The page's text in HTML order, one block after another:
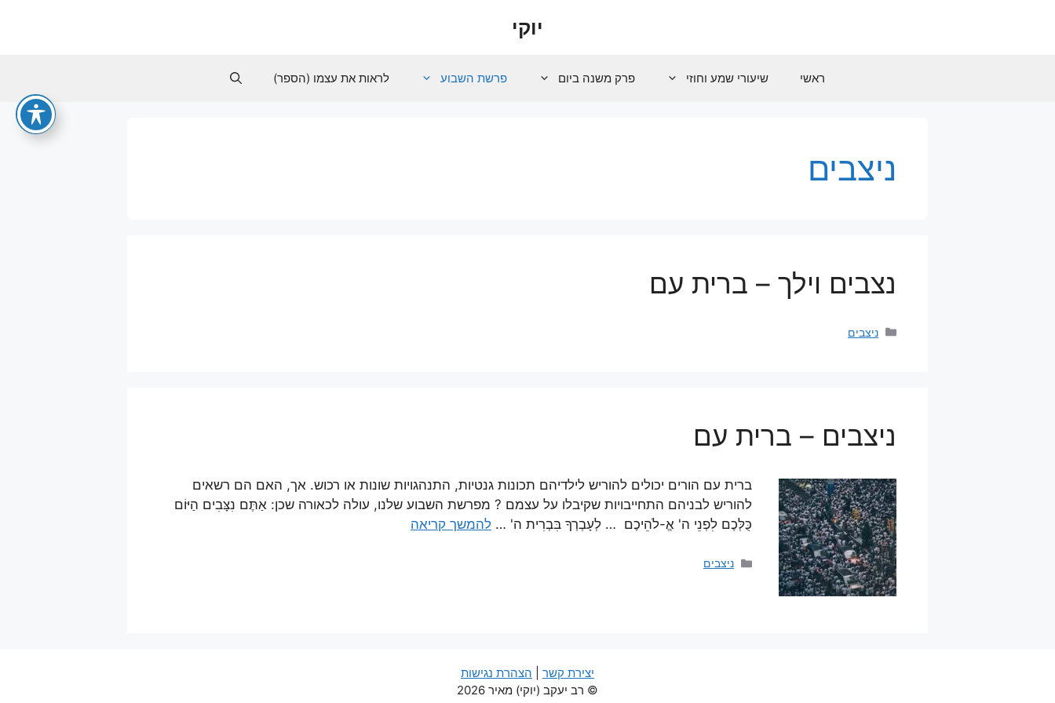
יוקי
ראשי שיעורי שמע וחוזי פרק משנה ביום פרשת השבוע לראות את עצמו (הספר)
ניצבים
נצבים וילך – ברית עם
קטגוריות
ניצבים
ניצבים – ברית עם
ברית עם הורים יכולים להוריש לילדיהם תכונות גנטיות, התנהגויות שונות או רכוש. אך, האם הם רשאים
להוריש לבניהם התחייבויות שקיבלו על עצמם ? מפרשת השבוע שלנו, עולה לכאורה שכן: אַתֶּם נִצָּבִים הַיּוֹם
כֻּלְּכֶם לִפְנֵי ה' אֱ-לֹהֵיכֶם … לְעָבְרְךָ בִּבְרִית ה' … להמשך קריאה
קטגוריות
ניצבים
יצירת קשר
הצהרת נגישות
© רב יעקב (יוקי) מאיר 2026